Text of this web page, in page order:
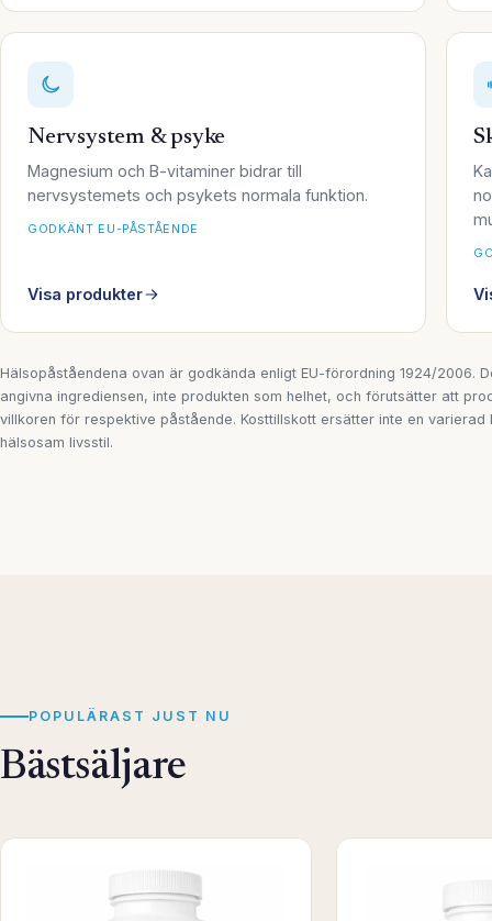
Nervsystem & psyke
Magnesium och B-vitaminer bidrar till
nervsystemets och psykets normala funktion.
GODKÄNT EU-PÅSTÅENDE
Visa produkter
Hälsopåståendena ovan är godkända enligt EU-förordning 1924/2006.
angivna ingrediensen, inte produkten som helhet, och förutsätter att
villkoren för respektive påstående. Kosttillskott ersätter inte en varierad
hälsosam livsstil.
POPULÄRAST JUST NU
Bästsäljare